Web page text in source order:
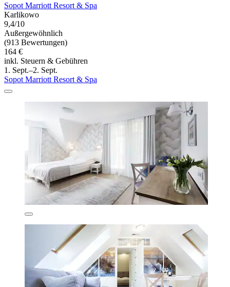
Sopot Marriott Resort & Spa
Karlikowo
9,4/10
Außergewöhnlich
(913 Bewertungen)
164 €
inkl. Steuern & Gebühren
1. Sept.–2. Sept.
Sopot Marriott Resort & Spa